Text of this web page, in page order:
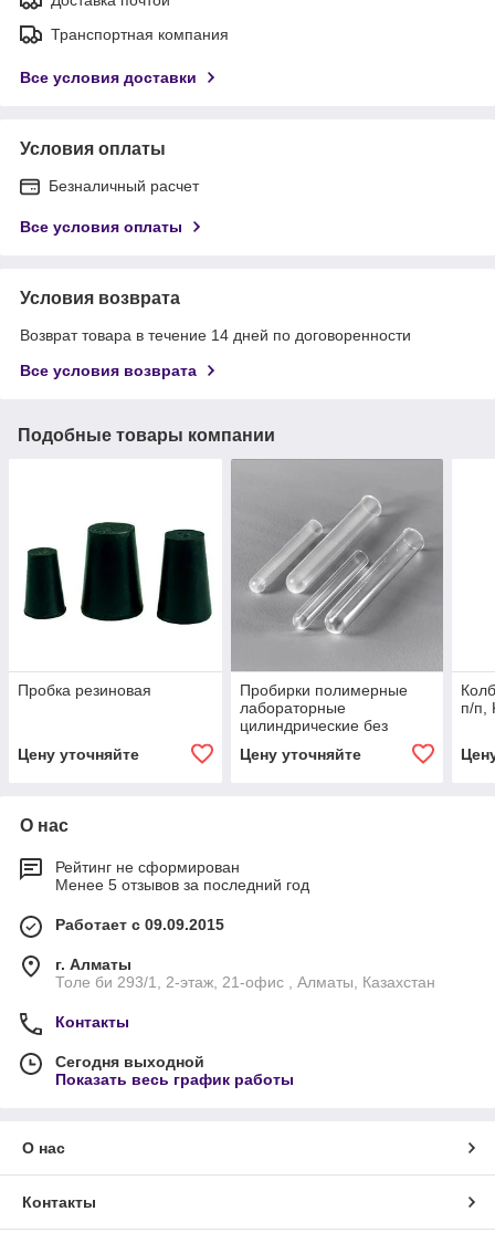
Транспортная компания
Все условия доставки
Условия оплаты
Безналичный расчет
Все условия оплаты
Условия возврата
Возврат товара в течение 14 дней по договоренности
Все условия возврата
Подобные товары компании
Пробка резиновая
Цену уточняйте
Пробирки полимерные
лабораторные
цилиндрические без
Цену уточняйте
п/п,
О нас
Рейтинг не сформирован
Менее 5 отзывов за последний год
Работает с 09.09.2015
г. Алматы
Толе би 293/1, 2-этаж, 21-офис , Алматы, Казахстан
Контакты
Сегодня выходной
Показать весь график работы
О нас
Контакты